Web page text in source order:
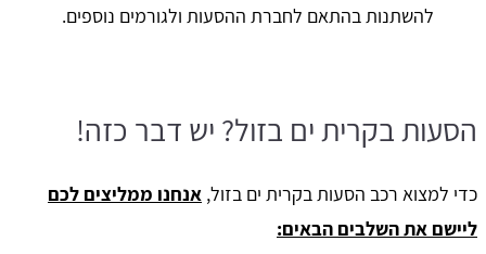
להשתנות בהתאם לחברת ההסעות ולגורמים נוספים.
הסעות בקרית ים בזול? יש דבר כזה!
כדי למצוא רכב הסעות בקרית ים בזול, אנחנו ממליצים לכם
ליישם את השלבים הבאים: